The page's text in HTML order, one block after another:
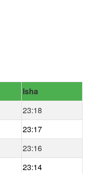
Isha
23:18
23:17
23:16
23:14